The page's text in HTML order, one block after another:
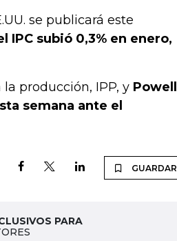
se publicará este
IPC subió 0,3% en enero,
producción, IPP, y Powell
semana ante el
GUARDAR
PARA